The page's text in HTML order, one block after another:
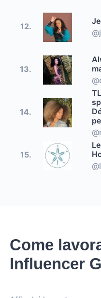
12.
13.
14.
15.
Come
Influencer